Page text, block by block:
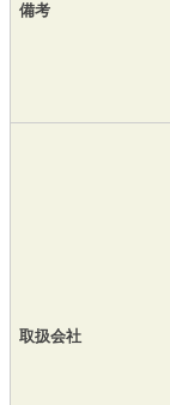
備考
取扱会社